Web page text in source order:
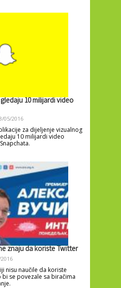
10 milijardi video
05/2016
za dijeljenje vizualnog
10 milijardi video
znaju da koriste Twitter
nisu naučile da koriste
se povezale sa biračima